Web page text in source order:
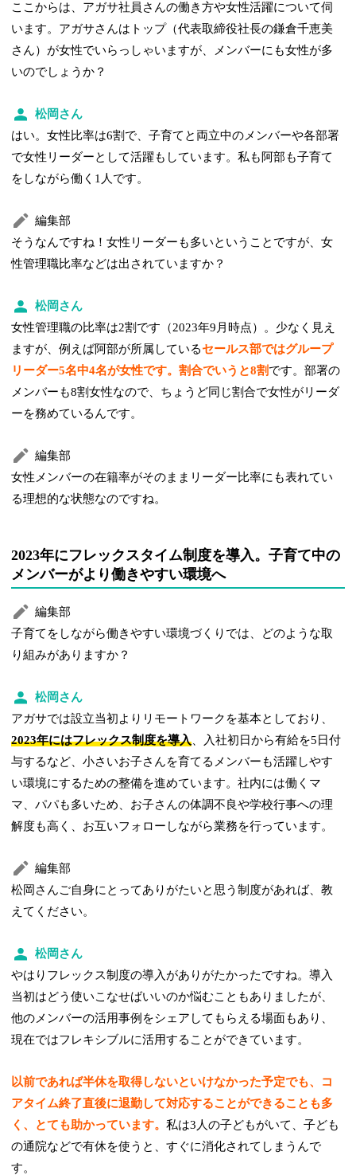
ここからは、アガサ社員さんの働き方や女性活躍について伺
います。アガサさんはトップ（代表取締役社長の鎌倉千恵美
さん）が女性でいらっしゃいますが、メンバーにも女性が多
いのでしょうか？
松岡さん
はい。女性比率は6割で、子育てと両立中のメンバーや各部署
で女性リーダーとして活躍もしています。私も阿部も子育て
をしながら働く1人です。
編集部
そうなんですね！女性リーダーも多いということですが、女
性管理職比率などは出されていますか？
松岡さん
女性管理職の比率は2割です（2023年9月時点）。少なく見え
ますが、例えば阿部が所属しているセールス部ではグループ
リーダー5名中4名が女性です。割合でいうと8割です。部署の
メンバーも8割女性なので、ちょうど同じ割合で女性がリーダ
ーを務めているんです。
編集部
女性メンバーの在籍率がそのままリーダー比率にも表れてい
る理想的な状態なのですね。
2023年にフレックスタイム制度を導入。子育て中の
メンバーがより働きやすい環境へ
編集部
子育てをしながら働きやすい環境づくりでは、どのような取
り組みがありますか？
松岡さん
アガサでは設立当初よりリモートワークを基本としており、
2023年にはフレックス制度を導入 、入社初日から有給を5日付
与するなど、小さいお子さんを育てるメンバーも活躍しやす
い環境にするための整備を進めています。社内には働くマ
マ、パパも多いため、お子さんの体調不良や学校行事への理
解度も高く、お互いフォローしながら業務を行っています。
編集部
松岡さんご自身にとってありがたいと思う制度があれば、教
えてください。
松岡さん
やはりフレックス制度の導入がありがたかったですね。導入
当初はどう使いこなせばいいのか悩むこともありましたが、
他のメンバーの活用事例をシェアしてもらえる場面もあり、
現在ではフレキシブルに活用することができています。
以前であれば半休を取得しないといけなかった予定でも、コ
アタイム終了直後に退勤して対応することができることも多
く、とても助かっています。私は3人の子どもがいて、子ども
の通院などで有休を使うと、すぐに消化されてしまうんで
す。